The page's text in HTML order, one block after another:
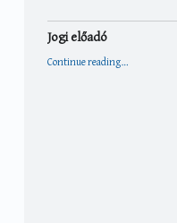
Jogi előadó
Continue reading…